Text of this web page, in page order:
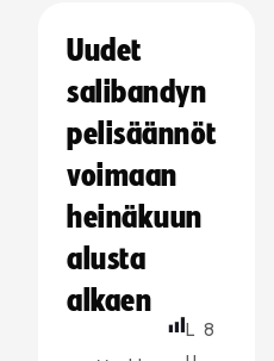
Uudet
salibandyn
pelisäännöt
voimaan
heinäkuun
alusta
alkaen
L 8